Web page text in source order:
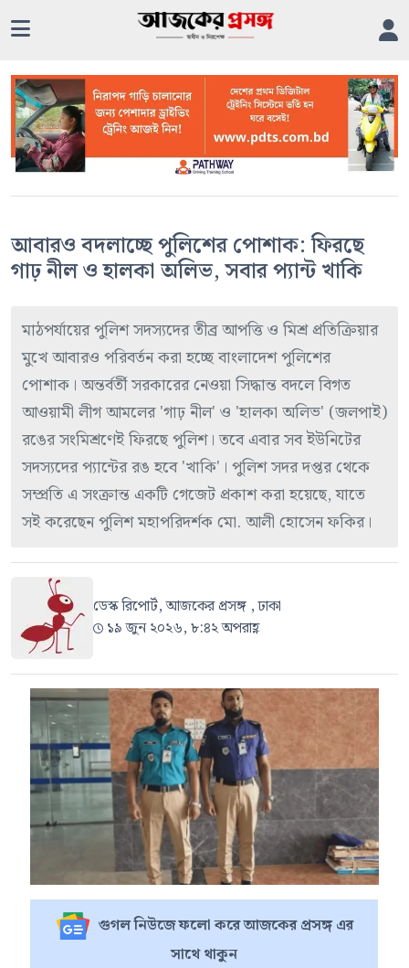
আবারও বদলাচ্ছে পুলিশের পোশাক: ফিরছে
গাঢ় নীল ও হালকা অলিভ, সবার প্যান্ট খাকি
মাঠপর্যায়ের পুলিশ সদস্যদের তীব্র আপত্তি ও মিশ্র প্রতিক্রিয়ার
মুখে আবারও পরিবর্তন করা হচ্ছে বাংলাদেশ পুলিশের
পোশাক। অন্তর্বর্তী সরকারের নেওয়া সিদ্ধান্ত বদলে বিগত
আওয়ামী লীগ আমলের 'গাঢ় নীল' ও 'হালকা অলিভ' (জলপাই)
রঙের সংমিশ্রণেই ফিরছে পুলিশ। তবে এবার সব ইউনিটের
সদস্যদের প্যান্টের রঙ হবে 'খাকি'। পুলিশ সদর দপ্তর থেকে
সম্প্রতি এ সংক্রান্ত একটি গেজেট প্রকাশ করা হয়েছে, যাতে
সই করেছেন পুলিশ মহাপরিদর্শক মো. আলী হোসেন ফকির।
ডেস্ক রিপোর্ট, আজকের প্রসঙ্গ , ঢাকা
১৯ জুন ২০২৬, ৮:৪২ অপরাহ্ণ
গুগল নিউজে ফলো করে আজকের প্রসঙ্গ এর
সাথে থাকুন